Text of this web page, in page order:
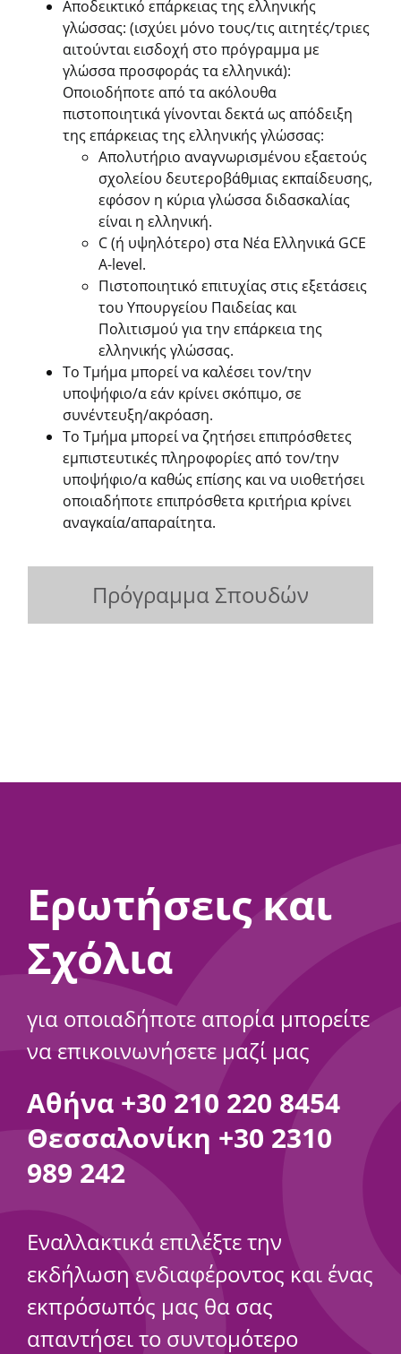
Αποδεικτικό επάρκειας της ελληνικής
γλώσσας: (ισχύει μόνο τους/τις αιτητές/τριες
αιτούνται εισδοχή στο πρόγραμμα με
γλώσσα προσφοράς τα ελληνικά):
Οποιοδήποτε από τα ακόλουθα
πιστοποιητικά γίνονται δεκτά ως απόδειξη
της επάρκειας της ελληνικής γλώσσας:
Απολυτήριο αναγνωρισμένου εξαετούς
σχολείου δευτεροβάθμιας εκπαίδευσης,
εφόσον η κύρια γλώσσα διδασκαλίας
είναι η ελληνική.
C (ή υψηλότερο) στα Νέα Ελληνικά GCE
A-level.
Πιστοποιητικό επιτυχίας στις εξετάσεις
του Υπουργείου Παιδείας και
Πολιτισμού για την επάρκεια της
ελληνικής γλώσσας.
Το Τμήμα μπορεί να καλέσει τον/την
υποψήφιο/α εάν κρίνει σκόπιμο, σε
συνέντευξη/ακρόαση.
Το Τμήμα μπορεί να ζητήσει επιπρόσθετες
εμπιστευτικές πληροφορίες από τον/την
υποψήφιο/α καθώς επίσης και να υιοθετήσει
οποιαδήποτε επιπρόσθετα κριτήρια κρίνει
αναγκαία/απαραίτητα.
Πρόγραμμα Σπουδών
Ερωτήσεις και
Σχόλια
για οποιαδήποτε απορία μπορείτε
να επικοινωνήσετε μαζί μας
Αθήνα +30 210 220 8454
Θεσσαλονίκη +30 2310
989 242
Εναλλακτικά επιλέξτε την
εκδήλωση ενδιαφέροντος και ένας
εκπρόσωπός μας θα σας
απαντήσει το συντομότερο